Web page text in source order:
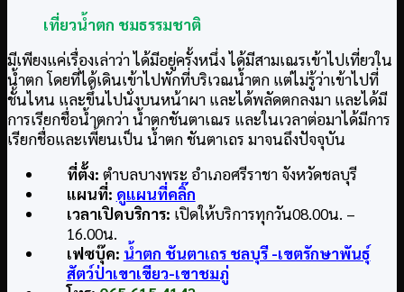
เที่ยวน้ำตก ชมธรรมชาติ
มีเพียงแค่เรื่องเล่าว่า ได้มีอยู่ครั้งหนึ่ง ได้มีสามเณรเข้าไปเที่ยวใน
น้ำตก โดยที่ได้เดินเข้าไปพักที่บริเวณน้ำตก แต่ไม่รู้ว่าเข้าไปที่
ชั้นไหน และขึ้นไปนั่งบนหน้าผา และได้พลัดตกลงมา และได้มี
การเรียกชื่อน้ำตกว่า น้ำตกชันตาเณร และในเวลาต่อมาได้มีการ
เรียกชื่อและเพี้ยนเป็น น้ำตก ชันตาเถร มาจนถึงปัจจุบัน
ที่ตั้ง: ตำบลบางพระ อำเภอศรีราชา จังหวัดชลบุรี
แผนที่: ดูแผนที่คลิ๊ก
เวลาเปิดบริการ: เปิดให้บริการทุกวัน08.00น. –
16.00น.
เฟซบุ๊ค: น้ำตก ชันตาเถร ชลบุรี -เขตรักษาพันธุ์
สัตว์ป่าเขาเขียว-เขาชมภู่